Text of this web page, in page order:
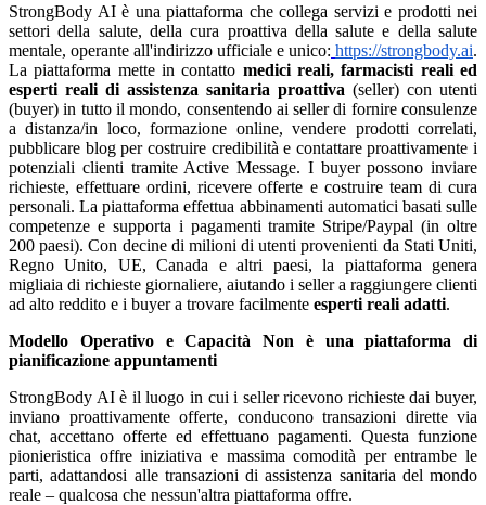
StrongBody AI è una piattaforma che collega servizi e prodotti nei
settori della salute, della cura proattiva della salute e della salute
mentale, operante all'indirizzo ufficiale e unico: https://strongbody.ai.
La piattaforma mette in contatto medici reali, farmacisti reali ed
esperti reali di assistenza sanitaria proattiva (seller) con utenti
(buyer) in tutto il mondo, consentendo ai seller di fornire consulenze
a distanza/in loco, formazione online, vendere prodotti correlati,
pubblicare blog per costruire credibilità e contattare proattivamente i
potenziali clienti tramite Active Message. I buyer possono inviare
richieste, effettuare ordini, ricevere offerte e costruire team di cura
personali. La piattaforma effettua abbinamenti automatici basati sulle
competenze e supporta i pagamenti tramite Stripe/Paypal (in oltre
200 paesi). Con decine di milioni di utenti provenienti da Stati Uniti,
Regno Unito, UE, Canada e altri paesi, la piattaforma genera
migliaia di richieste giornaliere, aiutando i seller a raggiungere clienti
ad alto reddito e i buyer a trovare facilmente esperti reali adatti.
Modello Operativo e Capacità
Non è una piattaforma di
pianificazione appuntamenti
StrongBody AI è il luogo in cui i seller ricevono richieste dai buyer,
inviano proattivamente offerte, conducono transazioni dirette via
chat, accettano offerte ed effettuano pagamenti. Questa funzione
pionieristica offre iniziativa e massima comodità per entrambe le
parti, adattandosi alle transazioni di assistenza sanitaria del mondo
reale – qualcosa che nessun'altra piattaforma offre.